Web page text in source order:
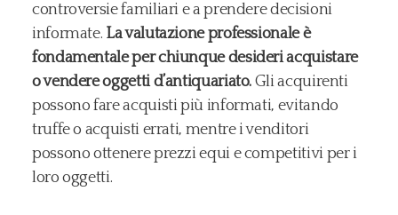
controversie familiari e a prendere decisioni
informate. La valutazione professionale è
fondamentale per chiunque desideri acquistare
o vendere oggetti d’antiquariato. Gli acquirenti
possono fare acquisti più informati, evitando
truffe o acquisti errati, mentre i venditori
possono ottenere prezzi equi e competitivi per i
loro oggetti.